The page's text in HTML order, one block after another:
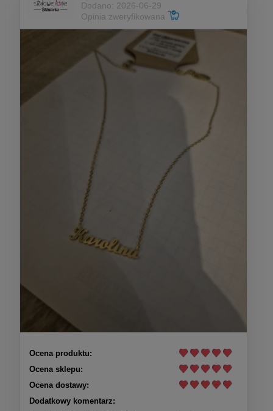
Dodano: 2026-06-29
Opinia zweryfikowana
Ocena produktu:
Ocena sklepu:
Ocena dostawy:
Dodatkowy komentarz: